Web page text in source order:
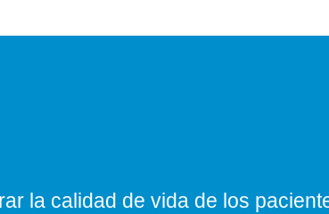
la calidad de vida de los